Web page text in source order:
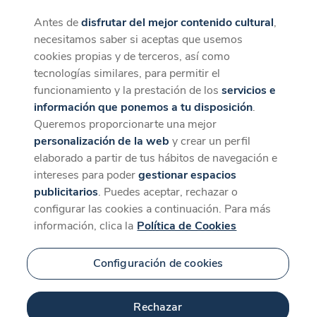
CaixaForum+
La mejor experiencia desde la App
Descargar
Contenido relacionado
para 'Agua'
64 min
Antes dedisfrutar del mejor contenido cultural,
necesitamos saber si aceptas que usemos
cookies propias y de terceros, así como
tecnologías similares, para permitir el
funcionamiento y la prestación de losservicios e
información que ponemos a tu disposición.
Queremos proporcionarte una mejor
personalización de la web y crear un perfil
elaborado a partir de tus hábitos de navegación e
intereses para podergestionar espacios
publicitarios. Puedes aceptar, rechazar o
configurar las cookies a continuación. Para más
información, clica la Política de Cookies
Configuración de cookies
Rechazar